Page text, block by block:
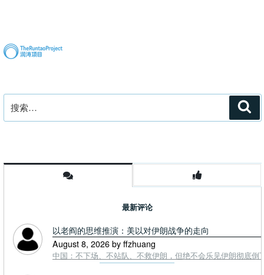
索：
最新评论
以老阎的思维推演：美以对伊朗战争的走向
August 8, 2026 by ffzhuang
中国：不下场、不站队、不救伊朗，但绝不会乐见伊朗彻底